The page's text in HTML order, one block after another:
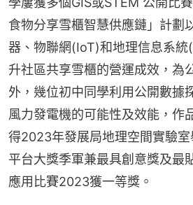
食物分享雪櫃智慧供應鏈」計劃
器、物聯網(IoT)和地理信息系統
升社區共享雪櫃的營運成效，為
外，幾位初中同學利用公開數據
風力發電機的可能性及效能，作
得2023年發展局地理空間實驗
平台大獎季軍兼最具創意獎及最
應用比賽2023獲一等獎。